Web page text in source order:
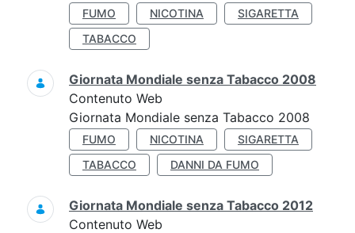
FUMO NICOTINA
SIGARETTA
TABACCO
Giornata Mondiale senza Tabacco 2008
Contenuto Web
Giornata Mondiale senza Tabacco 2008
FUMO NICOTINA
SIGARETTA
TABACCO
DANNI DA FUMO
Giornata Mondiale senza Tabacco 2012
Contenuto Web